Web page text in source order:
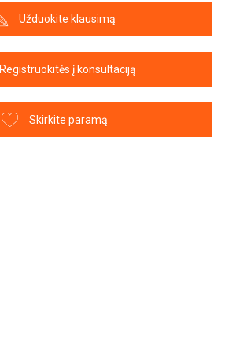
Užduokite klausimą
Registruokitės į konsultaciją
Skirkite paramą